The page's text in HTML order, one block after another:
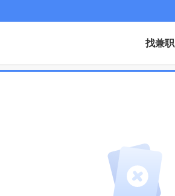
找兼职